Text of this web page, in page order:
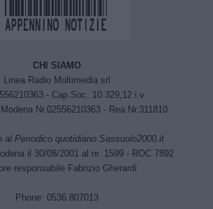
CHI SIAMO
Linea Radio Multimedia srl
- Cap.Soc. 10.329,12 i.v.
Nr.02556210363 - Rea Nr.311810
al Periodico quotidiano Sassuolo2000.it
il 30/08/2001 al nr. 1599 - ROC 7892
responsabile Fabrizio Gherardi
Phone: 0536.807013